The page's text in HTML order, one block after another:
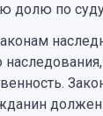
долю по
должен